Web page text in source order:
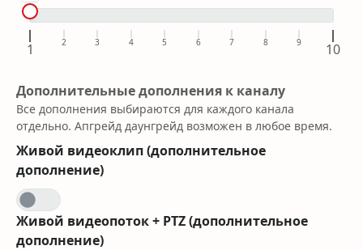
1 2 3 4 5 6 7 8 9 10
Дополнительные дополнения к каналу
Все дополнения выбираются для каждого канала
отдельно. Апгрейд даунгрейд возможен в любое время.
Живой видеоклип (дополнительное
дополнение)
Живой видеопоток + PTZ (дополнительное
дополнение)